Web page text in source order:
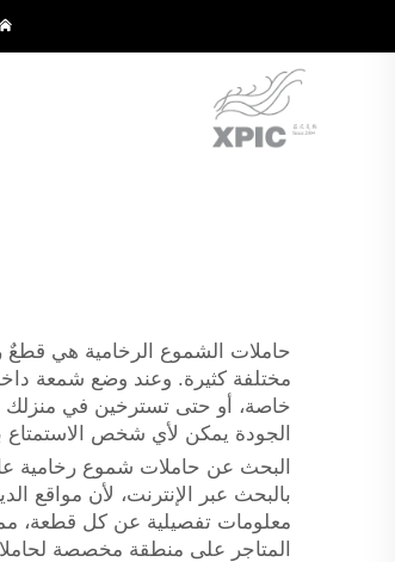
حاملات الشموع الرخامية هي قطعٌ
مختلفة كثيرة. وعند وضع شمعة
الجودة يمكن لأي شخص الاستمتاع
البحث عن حاملات شموع رخامية
بالبحث عبر الإنترنت، لأن مواقع
معلومات تفصيلية عن كل قطعة،
المتاجر على منطقة مخصصة